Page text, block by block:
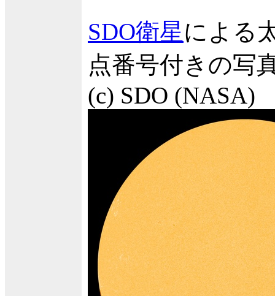
SDO衛星による
点番号付きの写
(c) SDO (NASA)